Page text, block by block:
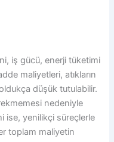
iş gücü, enerji tüketimi
maliyetleri, atıkların
düşük tutulabilir.
nedeniyle
ise, yenilikçi süreçlerle
toplam maliyetin